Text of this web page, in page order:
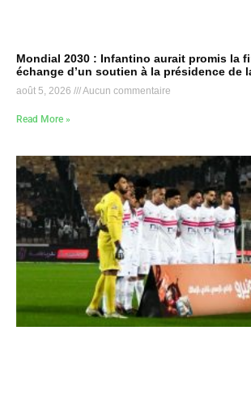
Mondial 2030 : Infantino aurait promis la
échange d’un soutien à la présidence de
août 5, 2026 Aucun commentaire
Read More »